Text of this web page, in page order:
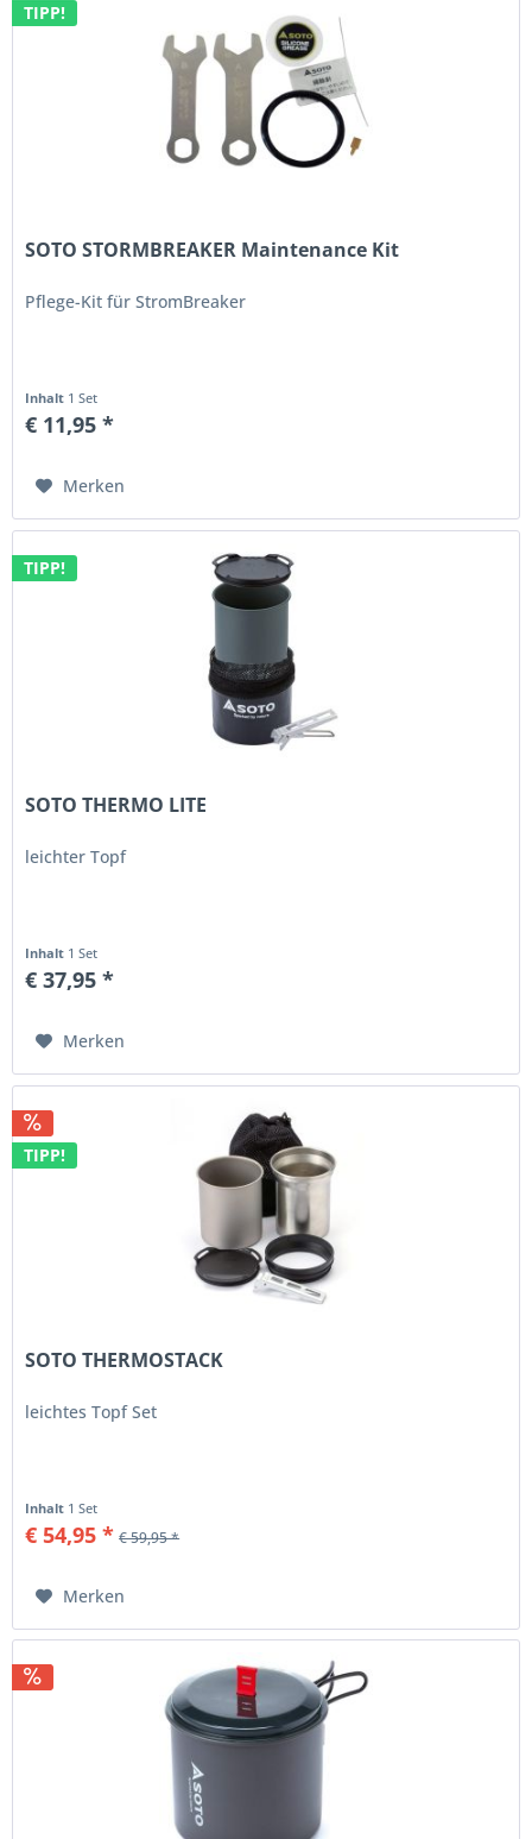
TIPP!
SOTO STORMBREAKER Maintenance Kit
Pflege-Kit für StromBreaker
Inhalt 1 Set
€ 11,95 *
Merken
TIPP!
SOTO THERMO LITE
leichter Topf
Inhalt 1 Set
€ 37,95 *
Merken
TIPP!
SOTO THERMOSTACK
leichtes Topf Set
Inhalt 1 Set
€ 54,95 * € 59,95 *
Merken